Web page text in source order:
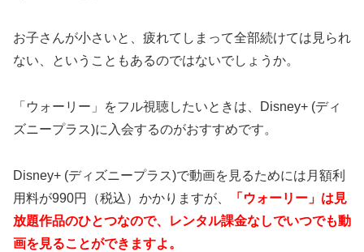
お子さんが小さいと、疲れてしまって全部続けては見られ
ない、ということもあるのではないでしょうか。
「ウォーリー」をフル視聴したいときは、Disney+ (ディ
ズニープラス)に入会するのがおすすめです。
Disney+ (ディズニープラス)で動画を見るためには月額利
用料が990円（税込）かかりますが、
「ウォーリー」は見
放題作品のひとつなので、レンタル課金なしでいつでも動
画を見ることができますよ。